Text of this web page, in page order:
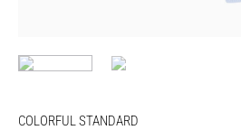
COLORFUL STANDARD